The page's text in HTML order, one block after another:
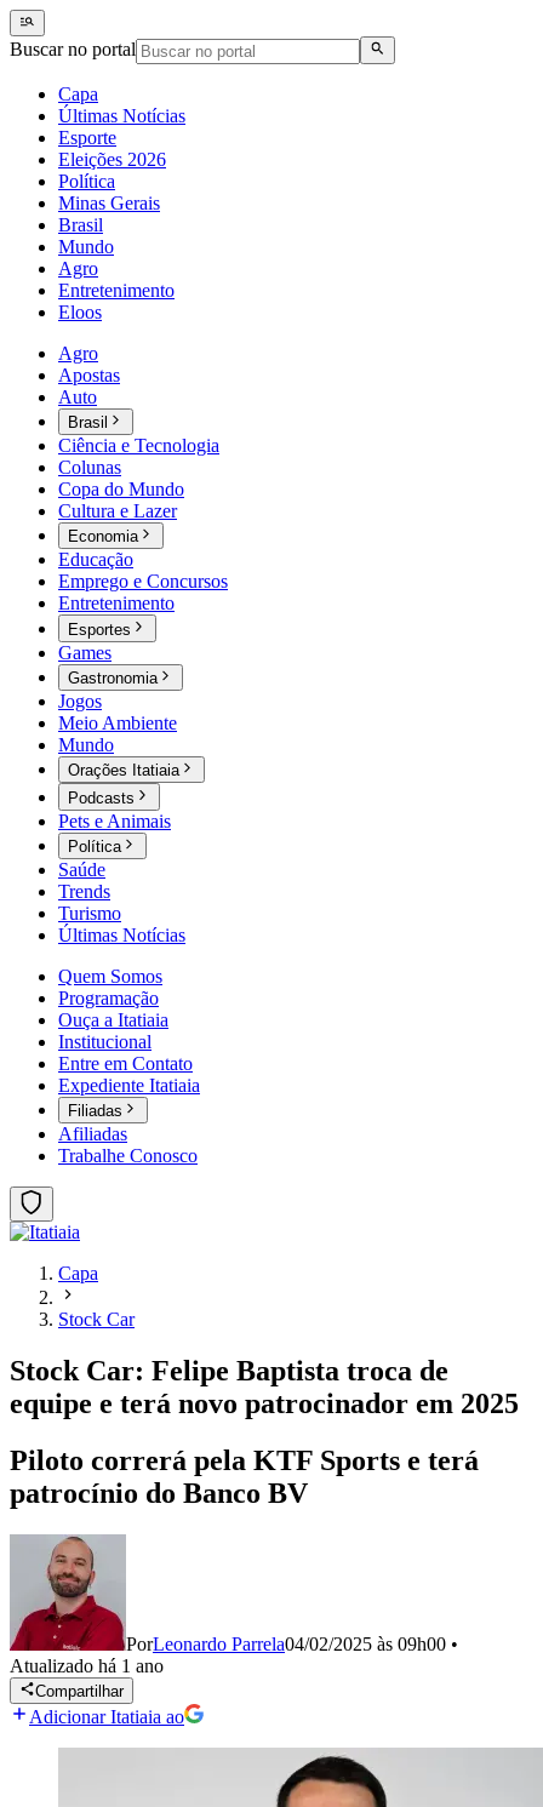
Buscar no portal
Capa
Últimas Notícias
Esporte
Eleições 2026
Política
Minas Gerais
Brasil
Mundo
Agro
Entretenimento
Eloos
Agro
Apostas
Auto
Brasil
Ciência e Tecnologia
Colunas
Copa do Mundo
Cultura e Lazer
Economia
Educação
Emprego e Concursos
Entretenimento
Esportes
Games
Gastronomia
Jogos
Meio Ambiente
Mundo
Orações Itatiaia
Podcasts
Pets e Animais
Política
Saúde
Trends
Turismo
Últimas Notícias
Quem Somos
Programação
Ouça a Itatiaia
Institucional
Entre em Contato
Expediente Itatiaia
Filiadas
Afiliadas
Trabalhe Conosco
Capa
Stock Car
Stock Car: Felipe Baptista troca de
equipe e terá novo patrocinador em 2025
Piloto correrá pela KTF Sports e terá
patrocínio do Banco BV
PorLeonardo Parrela04/02/2025 às 09h00 •
Atualizado há 1 ano
Compartilhar
Adicionar Itatiaia ao